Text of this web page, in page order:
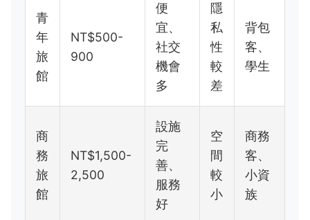
青
年
旅
館
NT$500-
900
便
宜、
社交
機會
多
隱
私
性
較
差
背包
客、
學生
商
務
旅
館
NT$1,500-
2,500
設施
完
善、
服務
好
空
間
較
小
商務
客、
小資
族